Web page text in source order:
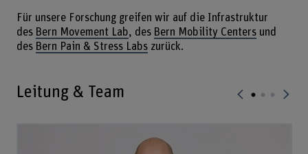
Für unsere Forschung greifen wir auf die Infrastruktur
des Bern Movement Lab, des Bern Mobility Centersund
des Bern Pain & Stress Labszurück.
Leitung & Team